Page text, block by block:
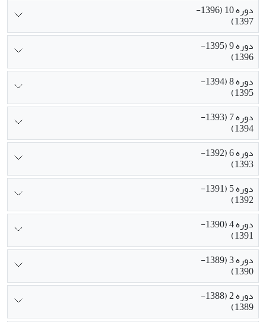
دوره 10 (1396-
1397)
دوره 9 (1395-
1396)
دوره 8 (1394-
1395)
دوره 7 (1393-
1394)
دوره 6 (1392-
1393)
دوره 5 (1391-
1392)
دوره 4 (1390-
1391)
دوره 3 (1389-
1390)
دوره 2 (1388-
1389)